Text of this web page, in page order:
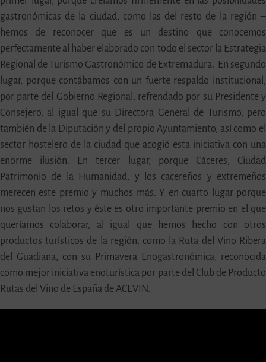
gastronómicas de la ciudad, como las del resto de la región –
hemos de reconocer que es un destino que conocemos
perfectamente al haber elaborado con todo el sector la Estrategia
Regional de Turismo Gastronómico de Extremadura. En segundo
lugar, porque contábamos con un fuerte respaldo institucional,
por parte del Gobierno Regional, refrendado por su Presidente y
Consejero, al igual que su Directora General de Turismo, pero
también de la Diputación y del propio Ayuntamiento, así como el
sector hostelero de la ciudad que acogió esta iniciativa con una
enorme ilusión. En tercer lugar, porque Cáceres, Ciudad
Patrimonio de la Humanidad, y los cacereños y extremeños
merecen este premio y muchos más. Y en cuarto lugar porque
nos gustan los retos y éste es otro importante premio en el que
queríamos colaborar, al igual que hemos hecho con otros
productos turísticos de la región, como la Ruta del Vino Ribera
del Guadiana, con su Primavera Enogastronómica, reconocida
como mejor iniciativa enoturística por parte del Club de Producto
Rutas del Vino de España de ACEVIN.